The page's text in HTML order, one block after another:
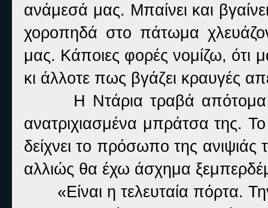
ανάμεσά μας. Μπαίνει και
χοροπηδά στο πάτωμα
μας. Κάποιες φορές νομίζω, ότι
κι άλλοτε πως βγάζει κραυγές
Η Ντάρια τραβά απότομα
ανατριχιασμένα μπράτσα της.
δείχνει το πρόσωπο της
αλλιώς θα έχω άσχημα
«Είναι η τελευταία πόρτα.